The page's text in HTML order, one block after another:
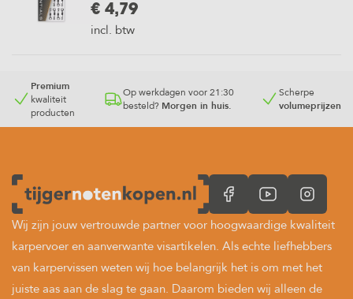
€ 4,79
incl. btw
Premium
kwaliteit
producten
Op werkdagen voor 21:30
besteld? Morgen in huis.
Scherpe
volumeprijzen
Wij zijn jouw vertrouwde partner voor hoogwaardige kwaliteit
karpervoer en aanverwante visartikelen. Als echte liefhebbers
van karpervissen weten wij hoe belangrijk het is om met het
juiste aas aan de slag te gaan. Daarom bieden wij alleen de